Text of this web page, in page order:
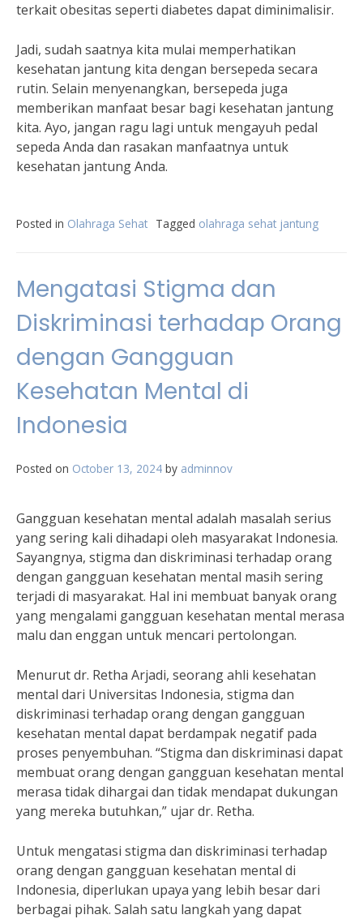
terkait obesitas seperti diabetes dapat diminimalisir.
Jadi, sudah saatnya kita mulai memperhatikan
kesehatan jantung kita dengan bersepeda secara
rutin. Selain menyenangkan, bersepeda juga
memberikan manfaat besar bagi kesehatan jantung
kita. Ayo, jangan ragu lagi untuk mengayuh pedal
sepeda Anda dan rasakan manfaatnya untuk
kesehatan jantung Anda.
Posted in Olahraga Sehat Tagged olahraga sehat jantung
Mengatasi Stigma dan
Diskriminasi terhadap Orang
dengan Gangguan
Kesehatan Mental di
Indonesia
Posted on October 13, 2024 by adminnov
Gangguan kesehatan mental adalah masalah serius
yang sering kali dihadapi oleh masyarakat Indonesia.
Sayangnya, stigma dan diskriminasi terhadap orang
dengan gangguan kesehatan mental masih sering
terjadi di masyarakat. Hal ini membuat banyak orang
yang mengalami gangguan kesehatan mental merasa
malu dan enggan untuk mencari pertolongan.
Menurut dr. Retha Arjadi, seorang ahli kesehatan
mental dari Universitas Indonesia, stigma dan
diskriminasi terhadap orang dengan gangguan
kesehatan mental dapat berdampak negatif pada
proses penyembuhan. “Stigma dan diskriminasi dapat
membuat orang dengan gangguan kesehatan mental
merasa tidak dihargai dan tidak mendapat dukungan
yang mereka butuhkan,” ujar dr. Retha.
Untuk mengatasi stigma dan diskriminasi terhadap
orang dengan gangguan kesehatan mental di
Indonesia, diperlukan upaya yang lebih besar dari
berbagai pihak. Salah satu langkah yang dapat